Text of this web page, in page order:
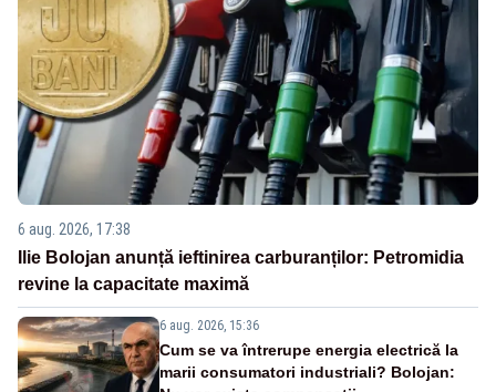
6 aug. 2026, 17:38
Ilie Bolojan anunță ieftinirea carburanților: Petromidia
revine la capacitate maximă
6 aug. 2026, 15:36
Cum se va întrerupe energia electrică la
marii consumatori industriali? Bolojan: